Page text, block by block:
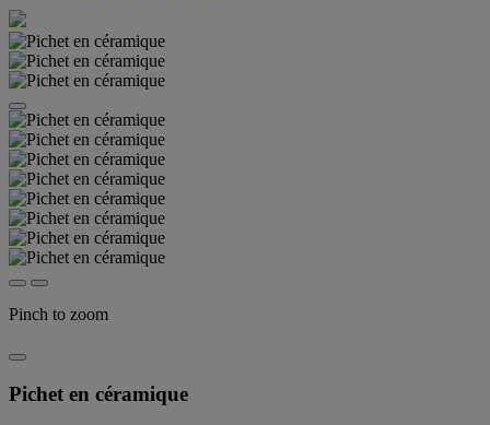
Pinch to zoom
Pichet en céramique